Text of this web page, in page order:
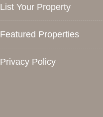
List Your Property
Featured Properties
Privacy Policy